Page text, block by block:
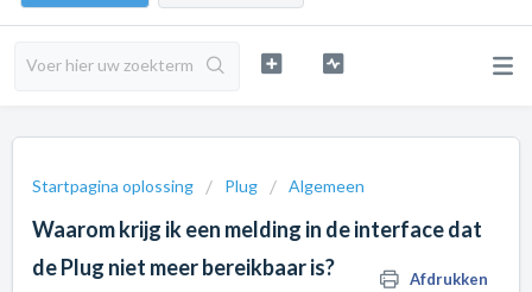
Startpagina oplossing Plug Algemeen
Waarom krijg ik een melding in de interface dat
de Plug niet meer bereikbaar is?
Afdrukken